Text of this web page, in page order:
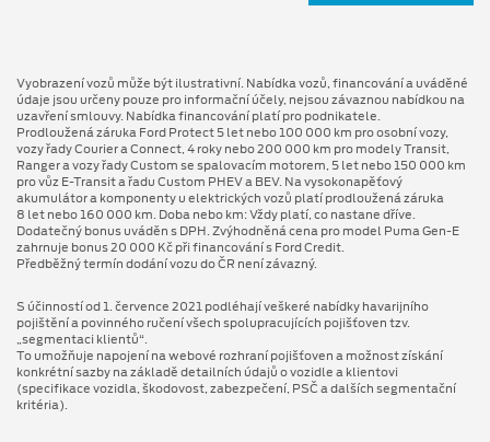
Vyobrazení vozů může být ilustrativní. Nabídka vozů, financování a uváděné
údaje jsou určeny pouze pro informační účely, nejsou závaznou nabídkou na
uzavření smlouvy. Nabídka financování platí pro podnikatele.
Prodloužená záruka Ford Protect 5 let nebo 100 000 km pro osobní vozy,
vozy řady Courier a Connect, 4 roky nebo 200 000 km pro modely Transit,
Ranger a vozy řady Custom se spalovacím motorem, 5 let nebo 150 000 km
pro vůz E-Transit a řadu Custom PHEV a BEV. Na vysokonapěťový
akumulátor a komponenty u elektrických vozů platí prodloužená záruka
8 let nebo 160 000 km. Doba nebo km: Vždy platí, co nastane dříve.
Dodatečný bonus uváděn s DPH. Zvýhodněná cena pro model Puma Gen⁠-⁠E
zahrnuje bonus 20 000 Kč při financování s Ford Credit.
Předběžný termín dodání vozu do ČR není závazný.
S účinností od 1. července 2021 podléhají veškeré nabídky havarijního
pojištění a povinného ručení všech spolupracujících pojišťoven tzv.
„segmentaci klientů“.
To umožňuje napojení na webové rozhraní pojišťoven a možnost získání
konkrétní sazby na základě detailních údajů o vozidle a klientovi
(specifikace vozidla, škodovost, zabezpečení, PSČ a dalších segmentační
kritéria).